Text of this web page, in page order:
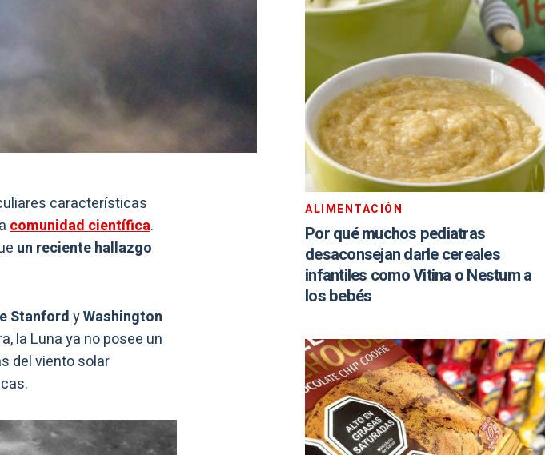
características
comunidad científica.
un reciente hallazgo
StanfordyWashington
la Luna ya no posee un
del viento solar
ALIMENTACIÓN
Por qué muchos pediatras
desaconsejan darle cereales
infantiles como Vitina o Nestum a
los bebés